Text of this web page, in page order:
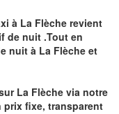
à La Flèche revient
de nuit .Tout en
nuit à La Flèche et
La Flèche via notre
prix fixe, transparent